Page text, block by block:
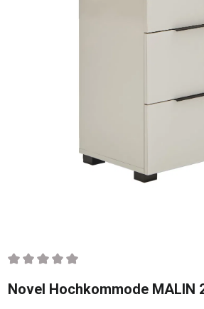
Durchschnittliche Bewertung von 0 von
Novel Hochkommode MALIN